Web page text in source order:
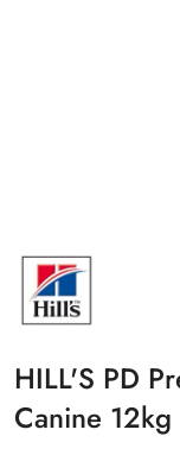
NAZWA
PRODUCENTA:
HILLS
HILL'S PD
Canine 12kg